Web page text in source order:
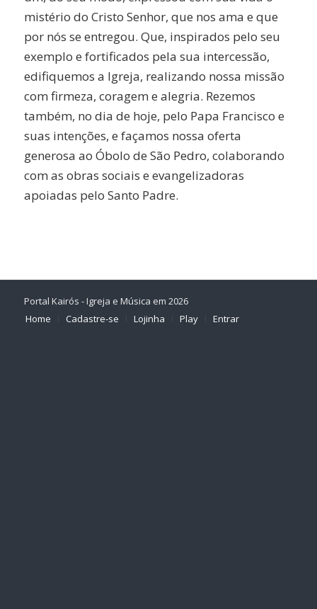
mistério do Cristo Senhor, que nos ama e que
por nós se entregou. Que, inspirados pelo seu
exemplo e fortificados pela sua intercessão,
edifiquemos a Igreja, realizando nossa missão
com firmeza, coragem e alegria. Rezemos
também, no dia de hoje, pelo Papa Francisco e
suas intenções, e façamos nossa oferta
generosa ao Óbolo de São Pedro, colaborando
com as obras sociais e evangelizadoras
apoiadas pelo Santo Padre.
Portal Kairós - Igreja e Música em 2026
Home
Cadastre-se Lojinha Play Entrar